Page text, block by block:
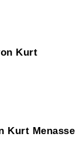
Kurt
Kurt Menasse